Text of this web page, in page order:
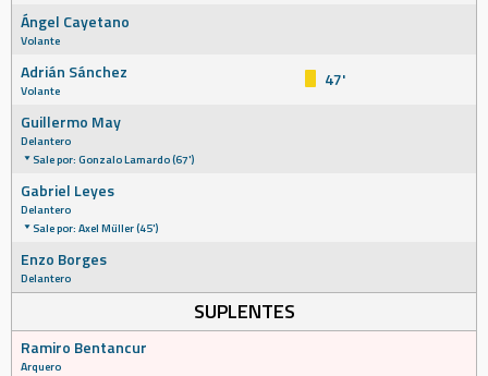
Ángel Cayetano
Volante
Adrián Sánchez
Volante
47'
Guillermo May
Delantero
Sale por: Gonzalo Lamardo (67')
Gabriel Leyes
Delantero
Sale por: Axel Müller (45')
Enzo Borges
Delantero
SUPLENTES
Ramiro Bentancur
Arquero